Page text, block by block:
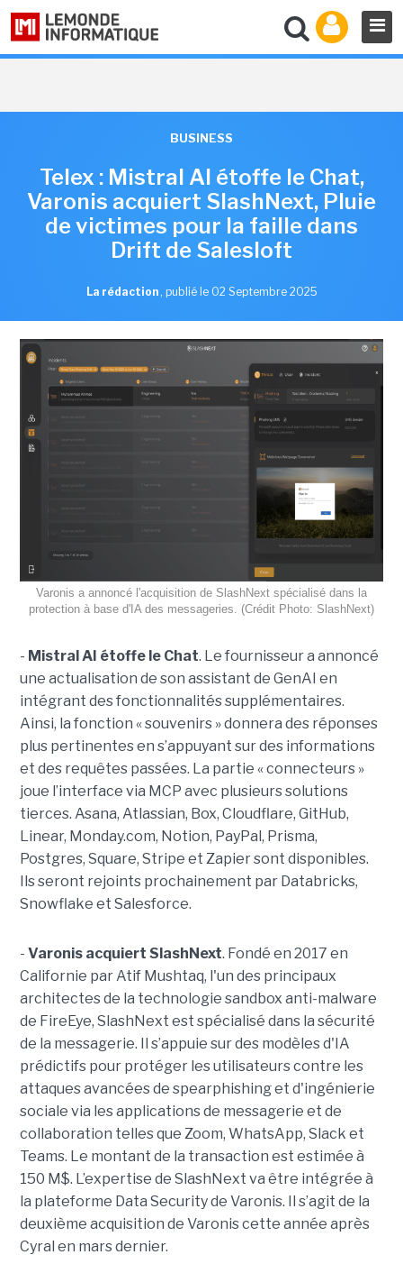
BUSINESS
Telex : Mistral AI étoffe le Chat,
Varonis acquiert SlashNext, Pluie
de victimes pour la faille dans
Drift de Salesloft
La rédaction , publié le 02 Septembre 2025
Varonis a annoncé l'acquisition de SlashNext spécialisé dans la
protection à base d'IA des messageries. (Crédit Photo: SlashNext)
- Mistral AI étoffe le Chat. Le fournisseur a annoncé
une actualisation de son assistant de GenAI en
intégrant des fonctionnalités supplémentaires.
Ainsi, la fonction « souvenirs » donnera des réponses
plus pertinentes en s’appuyant sur des informations
et des requêtes passées. La partie « connecteurs »
joue l’interface via MCP avec plusieurs solutions
tierces. Asana, Atlassian, Box, Cloudflare, GitHub,
Linear, Monday.com, Notion, PayPal, Prisma,
Postgres, Square, Stripe et Zapier sont disponibles.
Ils seront rejoints prochainement par Databricks,
Snowflake et Salesforce.
- Varonis acquiert SlashNext. Fondé en 2017 en
Californie par Atif Mushtaq, l'un des principaux
architectes de la technologie sandbox anti-malware
de FireEye, SlashNext est spécialisé dans la sécurité
de la messagerie. Il s’appuie sur des modèles d'IA
prédictifs pour protéger les utilisateurs contre les
attaques avancées de spearphishing et d'ingénierie
sociale via les applications de messagerie et de
collaboration telles que Zoom, WhatsApp, Slack et
Teams. Le montant de la transaction est estimée à
150 M$. L’expertise de SlashNext va être intégrée à
la plateforme Data Security de Varonis. Il s’agit de la
deuxième acquisition de Varonis cette année après
Cyral en mars dernier.